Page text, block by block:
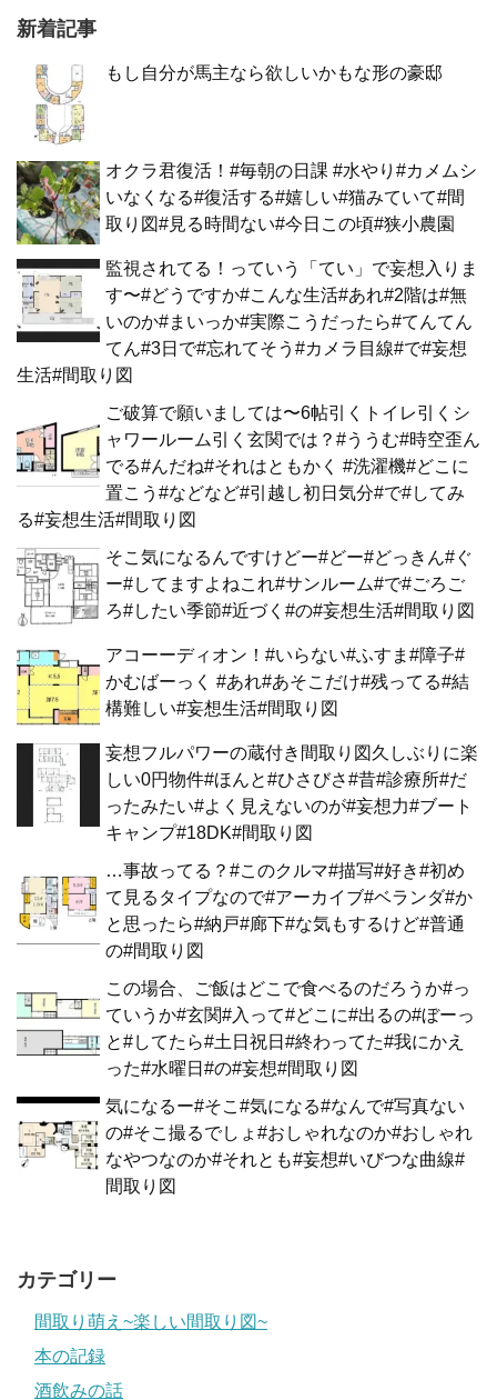
新着記事
もし自分が馬主なら欲しいかもな形の豪邸
オクラ君復活！#毎朝の日課 #水やり#カメムシ
いなくなる#復活する#嬉しい#猫みていて#間
取り図#見る時間ない#今日この頃#狭小農園
監視されてる！っていう「てい」で妄想入りま
す〜#どうですか#こんな生活#あれ#2階は#無
いのか#まいっか#実際こうだったら#てんてん
てん#3日で#忘れてそう#カメラ目線#で#妄想
生活#間取り図
ご破算で願いましては〜6帖引くトイレ引くシ
ャワールーム引く玄関では？#ううむ#時空歪ん
でる#んだね#それはともかく #洗濯機#どこに
置こう#などなど#引越し初日気分#で#してみ
る#妄想生活#間取り図
そこ気になるんですけどー#どー#どっきん#ぐ
ー#してますよねこれ#サンルーム#で#ごろご
ろ#したい季節#近づく#の#妄想生活#間取り図
アコーーディオン！#いらない#ふすま#障子#
かむばーっく #あれ#あそこだけ#残ってる#結
構難しい#妄想生活#間取り図
妄想フルパワーの蔵付き間取り図久しぶりに楽
しい0円物件#ほんと#ひさびさ#昔#診療所#だ
ったみたい#よく見えないのが#妄想力#ブート
キャンプ#18DK#間取り図
…事故ってる？#このクルマ#描写#好き#初め
て見るタイプなので#アーカイブ#ベランダ#か
と思ったら#納戸#廊下#な気もするけど#普通
の#間取り図
この場合、ご飯はどこで食べるのだろうか#っ
ていうか#玄関#入って#どこに#出るの#ぼーっ
と#してたら#土日祝日#終わってた#我にかえ
った#水曜日#の#妄想#間取り図
気になるー#そこ#気になる#なんで#写真ない
の#そこ撮るでしょ#おしゃれなのか#おしゃれ
なやつなのか#それとも#妄想#いびつな曲線#
間取り図
カテゴリー
間取り萌え~楽しい間取り図~
本の記録
酒飲みの話